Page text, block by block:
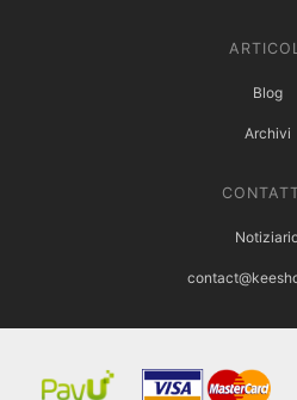
Blog
Archivi